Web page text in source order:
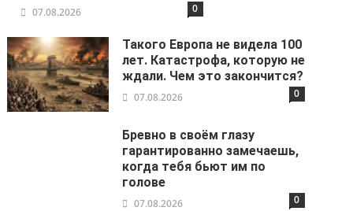
07.08.2026 0
Такого Европа не видела 100
лет. Катастрофа, которую не
ждали. Чем это закончится?
07.08.2026 0
Бревно в своём глазу
гарантированно замечаешь,
когда тебя бьют им по
голове
07.08.2026 0